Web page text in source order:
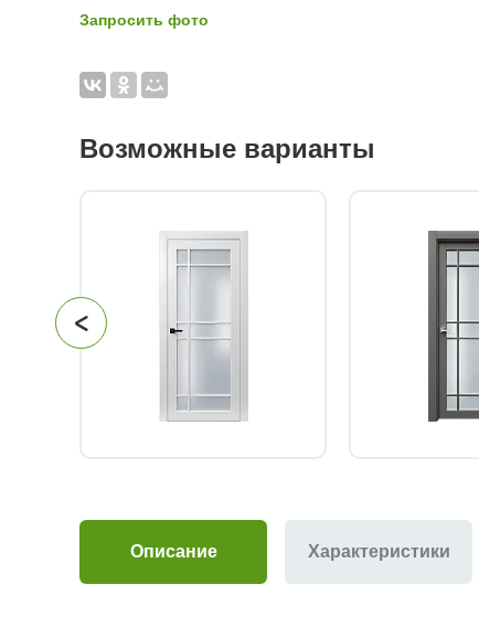
Запросить фото
Возможные варианты
Описание Характеристики